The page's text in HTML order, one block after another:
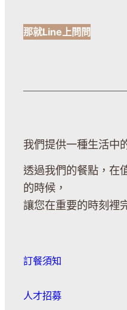
那就Line上問問
我們提供一種生活中
透過我們的餐點，在
的時候，
讓您在重要的時刻裡
訂餐須知
人才招募